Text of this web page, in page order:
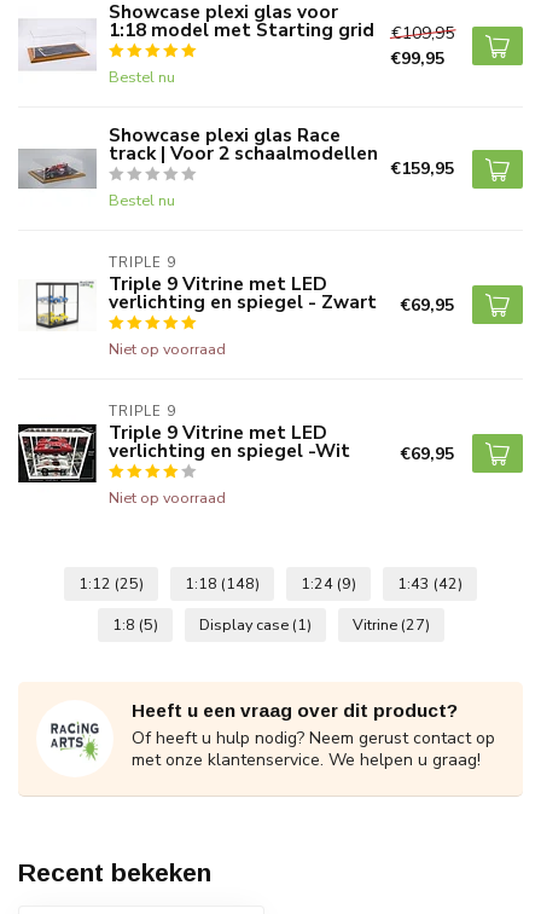
Showcase plexi glas voor
1:18 model met Starting grid
Bestel nu
€109,95
€99,95
Showcase plexi glas Race
track | Voor 2 schaalmodellen
Bestel nu
€159,95
TRIPLE 9
Triple 9 Vitrine met LED
verlichting en spiegel - Zwart
Niet op voorraad
€69,95
TRIPLE 9
Triple 9 Vitrine met LED
verlichting en spiegel -Wit
Niet op voorraad
€69,95
1:12 (25) 1:18 (148) 1:24 (9) 1:43 (42)
1:8 (5) Display case (1) Vitrine (27)
Heeft u een vraag over dit product?
Of heeft u hulp nodig? Neem gerust contact op
met onze klantenservice. We helpen u graag!
Recent bekeken